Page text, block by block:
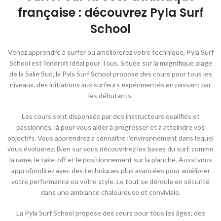
française : découvrez Pyla Surf
School
Venez apprendre à surfer ou améliorerez votre technique, Pyla Surf
School est l’endroit idéal pour Tous. Située sur la magnifique plage
de la Salie Sud, la Pyla Surf School propose des cours pour tous les
niveaux, des initiations aux surfeurs expérimentés en passant par
les débutants.
Les cours sont dispensés par des instructeurs qualifiés et
passionnés, là pour vous aider à progresser et à atteindre vos
objectifs. Vous apprendrez à connaître l’environnement dans lequel
vous évoluerez. Bien sur vous découvrirez les bases du surf, comme
la rame, le take-off et le positionnement sur la planche. Aussi vous
approfondirez avec des techniques plus avancées pour améliorer
votre performance ou votre style. Le tout se déroule en sécurité
dans une ambiance chaleureuse et conviviale.
La Pyla Surf School propose des cours pour tous les âges, des